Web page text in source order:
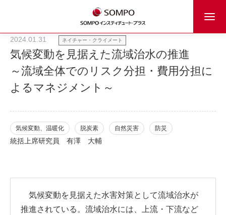
2024.01.31 ネイチャー・クライメート
気候変動を見据えた流域治水の推進
～流域全体でのリスク分担・費用分担に
よるマネジメント～
気候変動、温暖化 脱炭素 自然災害 防災
統括上席研究員 有澤 大輔
気候変動を見据えた水害対策として流域治水が
推進されている。流域治水には、上流・下流など